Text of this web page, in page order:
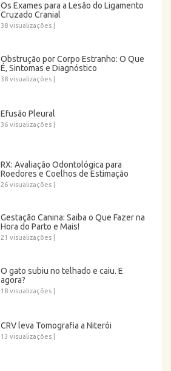
Os Exames para a Lesão do Ligamento
Cruzado Cranial
38 visualizações
Obstrução por Corpo Estranho: O Que
É, Sintomas e Diagnóstico
38 visualizações
Efusão Pleural
36 visualizações
RX: Avaliação Odontológica para
Roedores e Coelhos de Estimação
26 visualizações
Gestação Canina: Saiba o Que Fazer na
Hora do Parto e Mais!
21 visualizações
O gato subiu no telhado e caiu. E
agora?
18 visualizações
CRV leva Tomografia a Niterói
13 visualizações